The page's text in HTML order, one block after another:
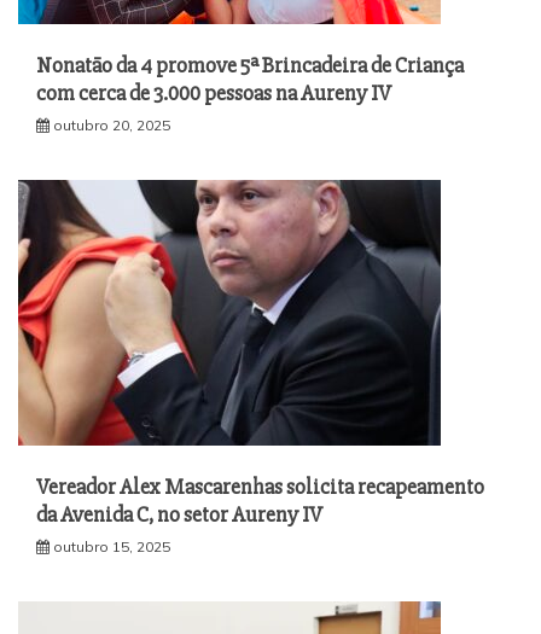
Nonatão da 4 promove 5ª Brincadeira de Criança
com cerca de 3.000 pessoas na Aureny IV
outubro 20, 2025
Vereador Alex Mascarenhas solicita recapeamento
da Avenida C, no setor Aureny IV
outubro 15, 2025